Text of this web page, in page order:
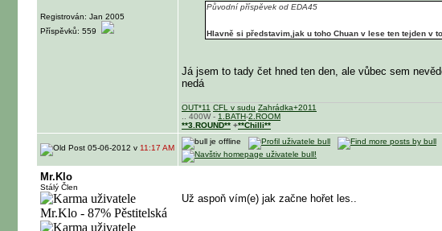
Registrován: Jan 2005
Příspěvků: 559
Původní příspěvek od EDA45
Hlavně si představim,jak u toho Chuan v lese ten tejden v
Já jsem to tady čet hned ten den, ale vůbec sem
nedá
OUT*11 CFL v sudu Zahrádka+2011
.. 400W - 1.BATH-2.ROOM
**3.ROUND** +**Chilli**
05-06-2012 v 11:17 AM
Mr.Klo
Stálý Člen
Už aspoň vím(e) jak začne hořet les..